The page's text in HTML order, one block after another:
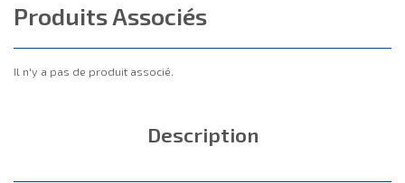
Produits Associés
Il n'y a pas de produit associé.
Description